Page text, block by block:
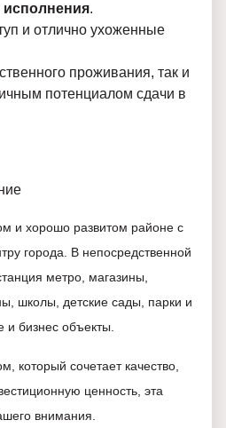
.
и отлично ухоженные
проживания, так и
потенциалом сдачи в
и хорошо развитом районе с
города. В непосредственной
метро, магазины,
школы, детские сады, парки и
и бизнес объекты.
который сочетает качество,
ценность, эта
внимания.